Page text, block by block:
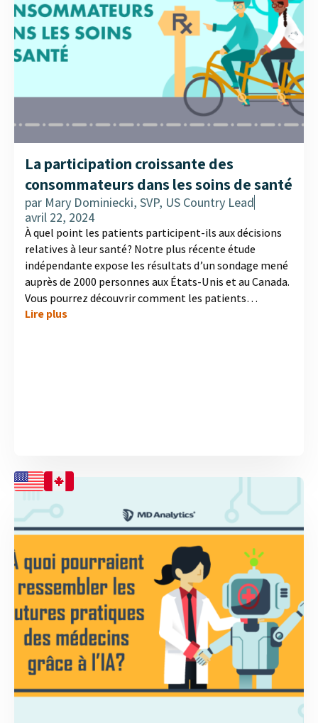
La participation croissante des
consommateurs dans les soins de santé
par Mary Dominiecki, SVP, US Country Lead
avril 22, 2024
À quel point les patients participent-ils aux décisions
relatives à leur santé? Notre plus récente étude
indépendante expose les résultats d’un sondage mené
auprès de 2000 personnes aux États-Unis et au Canada.
Vous pourrez découvrir comment les patients
prennent part aux décisions thérapeutiques et utilisent
Lire plus